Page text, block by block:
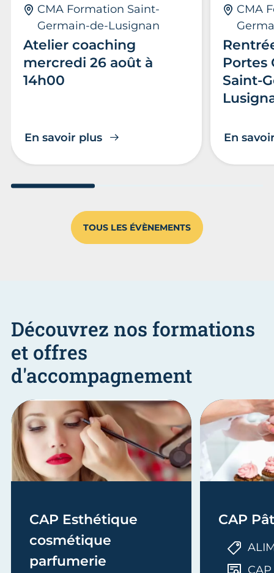
Atelier coaching
mercredi 26 août à
14h00
CMA Formation Saint-
Germain-de-Lusignan
En savoir plus
Portes
Saint-
CMA
En
TOUS LES ÉVÈNEMENTS
Découvrez nos formations
et offres
d'accompagnement
CAP Esthétique
cosmétique
parfumerie
CAP
CAP